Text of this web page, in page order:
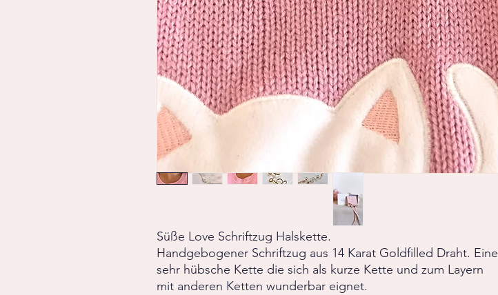
Süße Love Schriftzug Halskette.
Handgebogener Schriftzug aus 14 Karat Goldfilled Draht. Eine
sehr hübsche Kette die sich als kurze Kette und zum Layern
mit anderen Ketten wunderbar eignet.